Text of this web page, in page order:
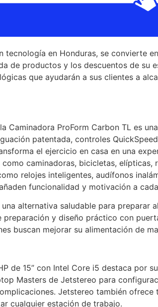
tecnología en Honduras, se convierte
de productos y los descuentos de su
que ayudarán a sus clientes a
Caminadora ProForm Carbon TL es
patentada, controles
el ejercicio en casa en una
caminadoras, bicicletas, elípticas,
relojes inteligentes, audífonos
funcionalidad y motivación a
alternativa saludable para preparar
y diseño práctico con
buscan mejorar su alimentación de
de 15” con Intel Core i5 destaca por
Masters de Jetstereo para
Jetstereo también ofrece
cualquier estación de trabajo.